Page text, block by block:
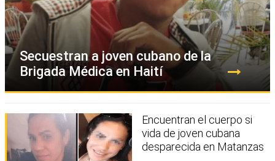
Secuestran a joven cubano de la
Brigada Médica en Haití
Encuentran el cuerpo si
vida de joven cubana
desparecida en Matanzas